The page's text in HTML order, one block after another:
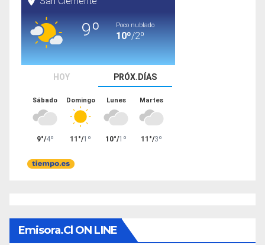
Emisora.cl ON LINE